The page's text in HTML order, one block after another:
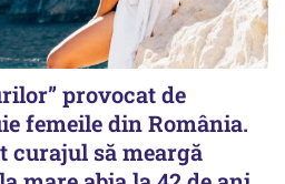
provocat de
femeile din România.
curajul să meargă